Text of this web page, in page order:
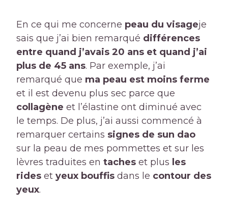
En ce qui me concerne peau du visageje
sais que j’ai bien remarqué différences
entre quand j’avais 20 ans et quand j’ai
plus de 45 ans. Par exemple, j’ai
remarqué que ma peau est moins ferme
et il est devenu plus sec parce que
collagène et l’élastine ont diminué avec
le temps. De plus, j’ai aussi commencé à
remarquer certains signes de sun dao
sur la peau de mes pommettes et sur les
lèvres traduites en taches et plus les
rides et yeux bouffis dans le contour des
yeux.